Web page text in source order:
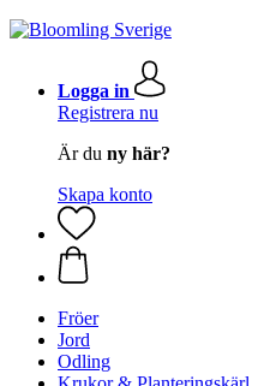
Logga in
Registrera nu
Är du ny här?
Skapa konto
Fröer
Jord
Odling